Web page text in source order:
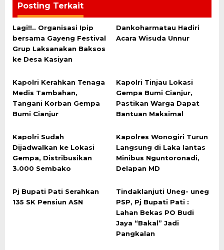
Posting Terkait
Lagi!!.. Organisasi Ipip
bersama Gayeng Festival
Grup Laksanakan Baksos
ke Desa Kasiyan
Dankoharmatau Hadiri
Acara Wisuda Unnur
Kapolri Kerahkan Tenaga
Medis Tambahan,
Tangani Korban Gempa
Bumi Cianjur
Kapolri Tinjau Lokasi
Gempa Bumi Cianjur,
Pastikan Warga Dapat
Bantuan Maksimal
Kapolri Sudah
Dijadwalkan ke Lokasi
Gempa, Distribusikan
3.000 Sembako
Kapolres Wonogiri Turun
Langsung di Laka lantas
Minibus Nguntoronadi,
Delapan MD
Pj Bupati Pati Serahkan
135 SK Pensiun ASN
Tindaklanjuti Uneg- uneg
PSP, Pj Bupati Pati :
Lahan Bekas PO Budi
Jaya “Bakal” Jadi
Pangkalan